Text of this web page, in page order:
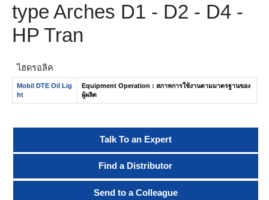
type Arches D1 - D2 - D4 -
HP Tran
ไฮดรอลิค
Mobil DTE Oil Lig
ht
Equipment Operation : สภาพการใช้งานตามมาตรฐานของ
ผู้ผลิต
Talk To an Expert
Find a Distributor
Send to a Colleague